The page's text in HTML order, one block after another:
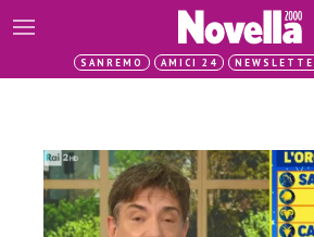
SANREMO AMICI 24